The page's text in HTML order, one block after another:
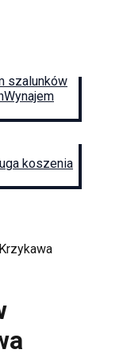
szalunków
Wynajem
koszenia
Krzykawa